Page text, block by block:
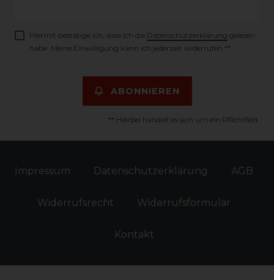
Hiermit bestätige ich, dass ich die Daten­schutz­erklärung gelesen
habe. Meine Einwilligung kann ich jederzeit widerrufen.**
ABONNIEREN
** Hierbei handelt es sich um ein Pflichtfeld.
Impressum Daten­schutz­erklärung AGB
Widerrufs­recht Widerrufs­formular
Kontakt